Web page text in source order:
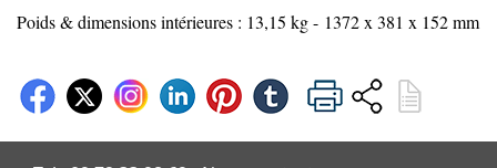
Poids & dimensions intérieures : 13,15 kg - 1372 x 381 x 152 mm